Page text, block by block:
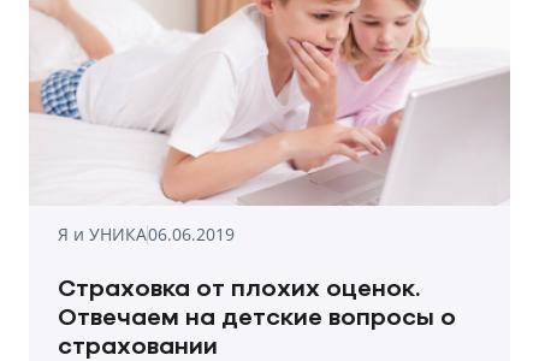
Я и УНИКА06.06.2019
Страховка от плохих оценок.
Отвечаем на детские вопросы о
страховании